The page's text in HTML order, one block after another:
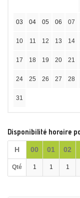
03 04 05 06 07
10 11 12 13 14
17 18 19 20 21
24 25 26 27 28
31
Disponibilité horaire
H 00 01 02
Qté 1 1 1